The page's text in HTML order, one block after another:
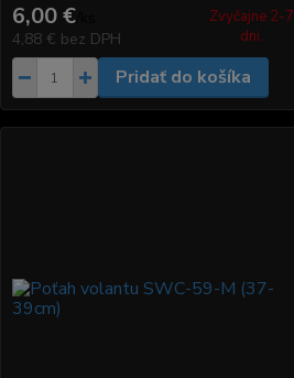
6,00 €/
4,88 € bez DPH
Zvyčajne 2-7
dni.
Pridať do košíka